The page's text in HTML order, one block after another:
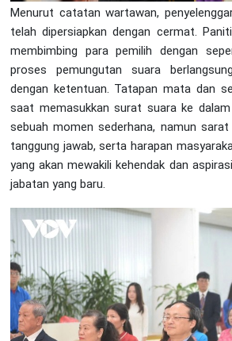
Menurut catatan wartawan,
telah dipersiapkan dengan cermat.
membimbing para pemilih dengan
proses pemungutan suara
dengan ketentuan. Tatapan mata dan
saat memasukkan surat suara ke
sebuah momen sederhana, namun sarat
tanggung jawab, serta harapan
yang akan mewakili kehendak dan
jabatan yang baru.